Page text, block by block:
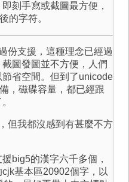
刻手寫或截圖最方便，
的字符。
份支援，這種理念已經過
圖發圖並不方便，人們
省空間。但到了unicode
，磁碟容量，都已經跟
但我都沒感到有甚麼不方
big5的漢字六千多個，
基本區20902個字，以